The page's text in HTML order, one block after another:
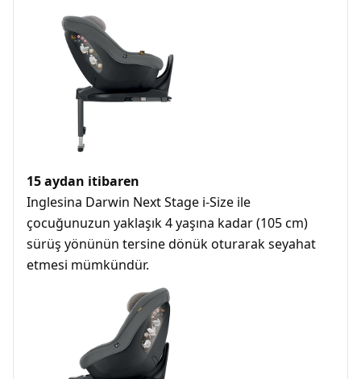
15 aydan itibaren
Inglesina Darwin Next Stage i-Size ile
çocuğunuzun yaklaşık 4 yaşına kadar (105 cm)
sürüş yönünün tersine dönük oturarak seyahat
etmesi mümkündür.